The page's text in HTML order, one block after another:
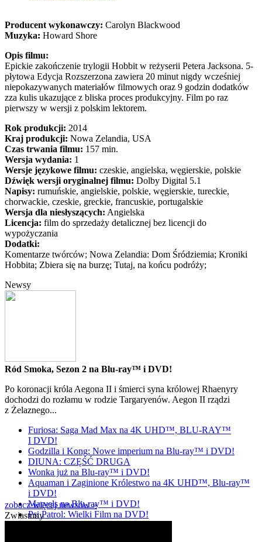
Producent wykonawczy: Carolyn Blackwood
Muzyka: Howard Shore
Opis filmu:
Epickie zakończenie trylogii Hobbit w reżyserii Petera Jacksona. 5-
płytowa Edycja Rozszerzona zawiera 20 minut nigdy wcześniej
niepokazywanych materiałów filmowych oraz 9 godzin dodatków
zza kulis ukazujące z bliska proces produkcyjny. Film po raz
pierwszy w wersji z polskim lektorem.
Rok produkcji: 2014
Kraj produkcji: Nowa Zelandia, USA
Czas trwania filmu: 157 min.
Wersja wydania: 1
Wersje językowe filmu: czeskie, angielska, węgierskie, polskie
Dźwięk wersji oryginalnej filmu: Dolby Digital 5.1
Napisy: rumuńskie, angielskie, polskie, węgierskie, tureckie,
chorwackie, czeskie, greckie, francuskie, portugalskie
Wersja dla niesłyszących: Angielska
Licencja: film do sprzedaży detalicznej bez licencji do
wypożyczania
Dodatki:
Komentarze twórców; Nowa Zelandia: Dom Śródziemia; Kroniki
Hobbita; Zbiera się na burzę; Tutaj, na końcu podróży;
Newsy
Ród Smoka, Sezon 2 na Blu-ray™ i DVD!
Po koronacji króla Aegona II i śmierci syna królowej Rhaenyry
dochodzi do rozłamu w rodzie Targaryenów. Aegon II rządzi
z Żelaznego...
Furiosa: Saga Mad Max na 4K UHD™, BLU-RAY™
I DVD!
Godzilla i Kong: Nowe imperium na Blu-ray™ i DVD!
DIUNA: CZĘŚĆ DRUGA
Wonka już na Blu-ray™ i DVD!
Aquaman i Zaginione Królestwo na 4K UHD™, Blu-ray™
i DVD!
Marvels na Blu-ray™ i DVD!
Psi Patrol: Wielki Film na DVD!
zobacz więcej newsów »
Zwiastuny